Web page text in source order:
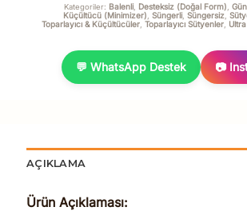
Kategoriler: Balenli Desteksiz (Doğal Form)
Küçültücü (Minimizer) Süngerli Süngersiz
Toparlayıcı & Küçültücüler, Toparlayıcı Sütyenler,
💬 WhatsApp Destek 📷
AÇIKLAMA
Ürün Açıklaması: